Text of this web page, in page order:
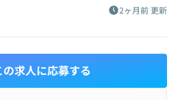
2ヶ月前 更新
の求人に応募する